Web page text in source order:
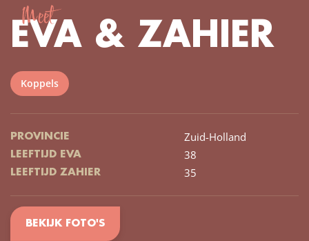
Meet
EVA & ZAHIER
Koppels
PROVINCIE Zuid-Holland
LEEFTIJD EVA 38
LEEFTIJD ZAHIER 35
BEKIJK FOTO'S